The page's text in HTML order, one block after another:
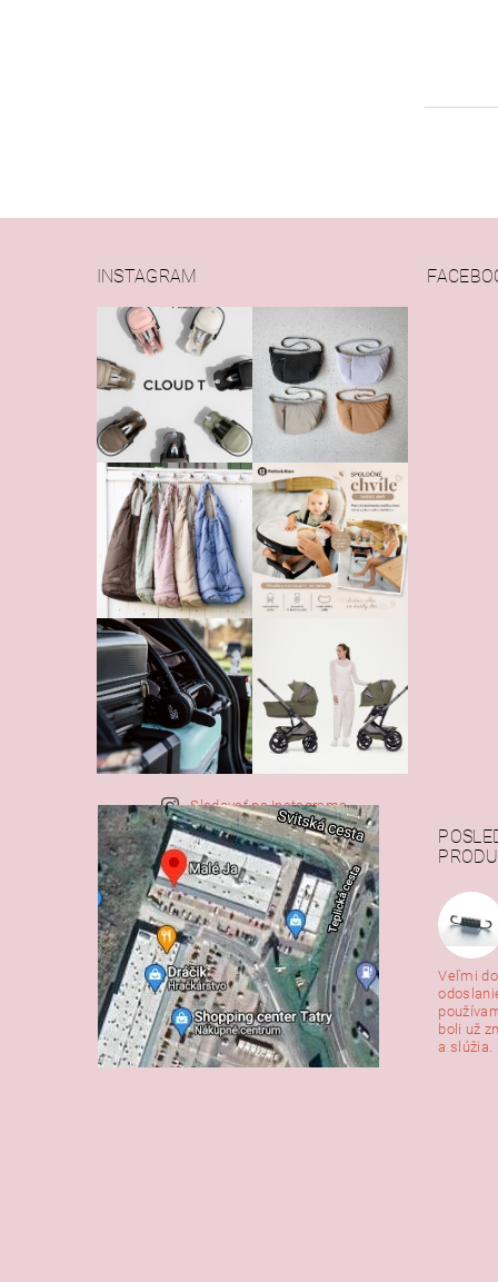
INSTAGRAM
Sledovať na Instagrame
Veľmi
boli už
a slúžia.